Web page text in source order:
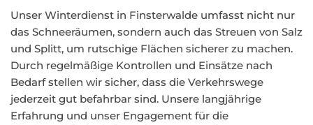
Unser Winterdienst in Finsterwalde umfasst nicht nur
das Schneeräumen, sondern auch das Streuen von Salz
und Splitt, um rutschige Flächen sicherer zu machen.
Durch regelmäßige Kontrollen und Einsätze nach
Bedarf stellen wir sicher, dass die Verkehrswege
jederzeit gut befahrbar sind. Unsere langjährige
Erfahrung und unser Engagement für die